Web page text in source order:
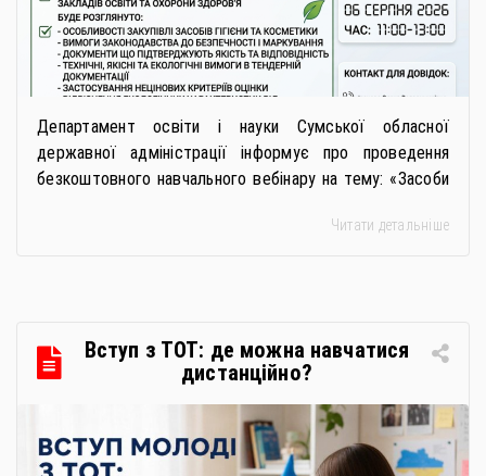
Департамент освіти і науки Сумської обласної
державної адміністрації інформує про проведення
безкоштовного навчального вебінару на тему: «Засоби
закупівлях: як сформувати вимоги та обрати безпечну і
Читати детальніше
Вступ з ТОТ: де можна навчатися
дистанційно?